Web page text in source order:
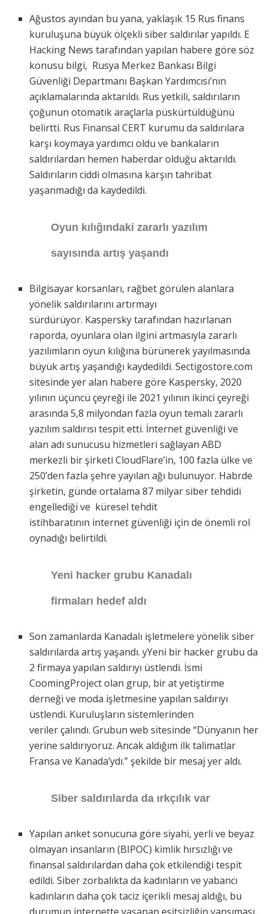
Ağustos ayından bu yana, yaklaşık 15 Rus finans
kuruluşuna büyük ölçekli siber saldırılar yapıldı. E
Hacking News tarafından yapılan habere göre söz
konusu bilgi, Rusya Merkez Bankası Bilgi
Güvenliği Departmanı Başkan Yardımcısı’nın
açıklamalarında aktarıldı. Rus yetkili, saldırıların
çoğunun otomatik araçlarla püskürtüldüğünü
belirtti. Rus Finansal CERT kurumu da saldırılara
karşı koymaya yardımcı oldu ve bankaların
saldırılardan hemen haberdar olduğu aktarıldı.
Saldırıların ciddi olmasına karşın tahribat
yaşanmadığı da kaydedildi.
Oyun kılığındaki zararlı yazılım
sayısında artış yaşandı
Bilgisayar korsanları, rağbet görülen alanlara
yönelik saldırılarını artırmayı
sürdürüyor. Kaspersky tarafından hazırlanan
raporda, oyunlara olan ilgini artmasıyla zararlı
yazılımların oyun kılığına bürünerek yayılmasında
büyük artış yaşandığı kaydedildi. Sectigostore.com
sitesinde yer alan habere göre Kaspersky, 2020
yılının üçüncü çeyreği ile 2021 yılının ikinci çeyreği
arasında 5,8 milyondan fazla oyun temalı zararlı
yazılım saldırısı tespit etti. İnternet güvenliği ve
alan adı sunucusu hizmetleri sağlayan ABD
merkezli bir şirketi CloudFlare’in, 100 fazla ülke ve
250’den fazla şehre yayılan ağı bulunuyor. Habrde
şirketin, günde ortalama 87 milyar siber tehdidi
engellediği ve küresel tehdit
istihbaratının internet güvenliği için de önemli rol
oynadığı belirtildi.
Yeni hacker grubu Kanadalı
firmaları hedef aldı
Son zamanlarda Kanadalı işletmelere yönelik siber
saldırılarda artış yaşandı. yYeni bir hacker grubu da
2 firmaya yapılan saldırıyı üstlendi. İsmi
CoomingProject olan grup, bir at yetiştirme
derneği ve moda işletmesine yapılan saldırıyı
üstlendi. Kuruluşların sistemlerinden
veriler çalındı. Grubun web sitesinde “Dünyanın her
yerine saldırıyoruz. Ancak aldığım ilk talimatlar
Fransa ve Kanada’ydı.” şekilde bir mesaj yer aldı.
Siber saldırılarda da ırkçılık var
Yapılan anket sonucuna göre siyahi, yerli ve beyaz
olmayan insanların (BIPOC) kimlik hırsızlığı ve
finansal saldırılardan daha çok etkilendiği tespit
edildi. Siber zorbalıkta da kadınların ve yabancı
kadınların daha çok taciz içerikli mesaj aldığı, bu